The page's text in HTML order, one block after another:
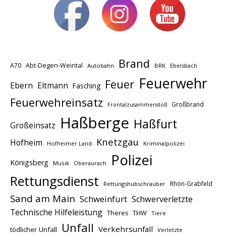
A70 Abt-Degen-Weintal Autobahn Brand BRK Ebelsbach
Ebern Eltmann Fasching Feuer Feuerwehr
Feuerwehreinsatz Frontalzusammenstoß Großbrand
Großeinsatz Haßberge Haßfurt
Hofheim Hofheimer Land Knetzgau Kriminalpolizei
Königsberg Musik Oberaurach Polizei
Rettungsdienst Rettungshubschrauber Rhön-Grabfeld
Sand am Main Schweinfurt Schwerverletzte
Technische Hilfeleistung Theres THW Tiere
tödlicher Unfall Unfall Verkehrsunfall Verletzte